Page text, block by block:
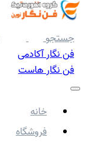
جستجو
فن نگار آکادمی
فن نگار هاست
خانه
فروشگاه